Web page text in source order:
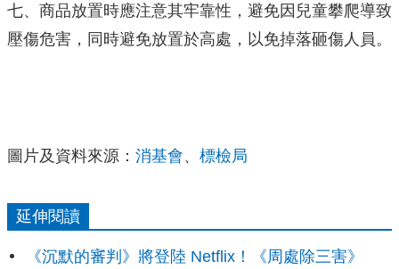
七、商品放置時應注意其牢靠性，避免因兒童攀爬導致
壓傷危害，同時避免放置於高處，以免掉落砸傷人員。
圖片及資料來源： 消基會、 標檢局
延伸閱讀
《沉默的審判》將登陸 Netflix！《周處除三害》